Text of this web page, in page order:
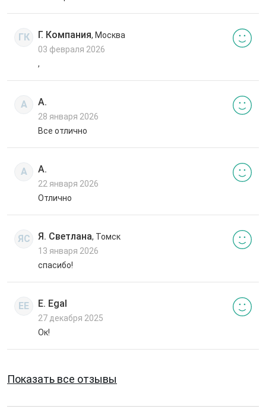
ГК Г. Компания, Москва
03 февраля 2026
,
А А.
28 января 2026
Все отлично
А А.
22 января 2026
Отлично
ЯС Я. Светлана, Томск
13 января 2026
спасибо!
EE E. Egal
27 декабря 2025
Ок!
Показать все отзывы